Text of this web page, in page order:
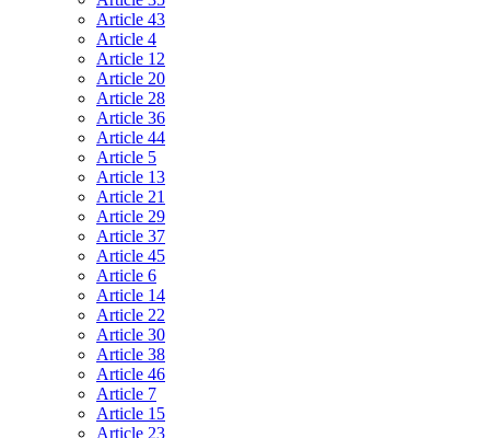
Article 43
Article 4
Article 12
Article 20
Article 28
Article 36
Article 44
Article 5
Article 13
Article 21
Article 29
Article 37
Article 45
Article 6
Article 14
Article 22
Article 30
Article 38
Article 46
Article 7
Article 15
Article 23